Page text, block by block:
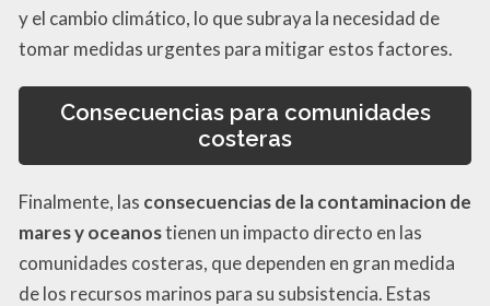
y el cambio climático, lo que subraya la necesidad de
tomar medidas urgentes para mitigar estos factores.
Consecuencias para comunidades
costeras
Finalmente, las consecuencias de la contaminacion de
mares y oceanostienen un impacto directo en las
comunidades costeras, que dependen en gran medida
de los recursos marinos para su subsistencia. Estas